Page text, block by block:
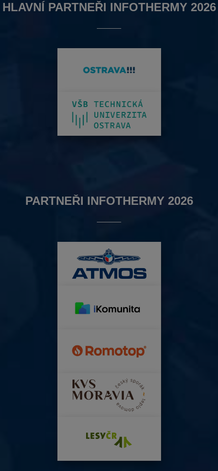
HLAVNÍ PARTNEŘI INFOTHERMY 2026
PARTNEŘI INFOTHERMY 2026